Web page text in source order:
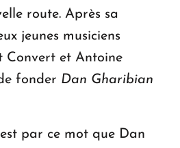
route. Après sa
jeunes musiciens
Convert et Antoine
fonder Dan Gharibian
par ce mot que Dan